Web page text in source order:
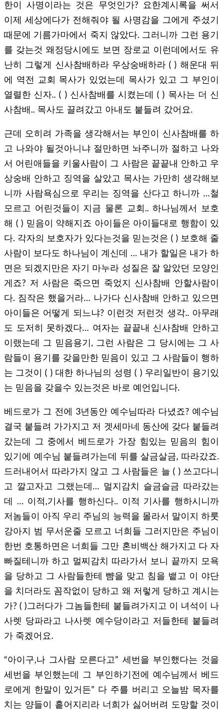
한이 사명이라는 것은 무엇인가? 요한계시록을 써서
이제 세상에다가 전해줘야 될 사명감을 그에게 주셨기
때문에 기름가마에서 죽지 않았다. 그러니까 그런 용기
를 갖는것 왜정당시에도 보면 장로교 이런데에서도 유
난히 그렇게 신사참배하라 우상숭배하라 ( ) 해운대 뒤
에 역전 교회 목사가 있었는데 목사가 있고 그 부인이
열렬한 신자.. ( ) 신사참배를 시켰는데 ( ) 목사는 더 신
사참배.. 목사도 끌려갔고 아내도 붙들려 갔어요.
근데 오히려 가족을 생각해서는 부인이 신사참배를 하
고 나와야 될것아니냐 절만하면 놔주니까 절하고 나와
서 어린애들을 키울사람이 그 사람은 끝끝내 안하고 우
상숭배 안하고 징역을 살았고 목사는 가만히 생각해보
니까 사람욕심으로 우리는 징역을 산다고 하니까 …철
모르고 어린것들이 지금 물론 교회.. 하나님께서 보호
해 ( ) 믿음이 약해지죠 아이들은 아이들대로 행함이 있
다. 각자의 보호자가 있다는것을 믿는것은 ( ) 보호해 줄
사람이 보다도 하나님이 계신데 … 내가 할일은 내가 하
면은 되겠지만은 자기 마누라 성질은 잘 알았던 모양인
게죠? 저 사람은 죽으면 죽었지 신사참배 안할사람이
다. 짐작은 했을거라… 나가다 신사참배 안하고 있으면
아이들은 어떻게 되느냐? 이런것 저런것 생각.. 아무래
도 도저히 못하겠다… 여자는 끝끝내 신사참배 안하고
이랬는데 그 믿음용기, 그런 사람은 그 당시에는 그 사
람들이 용기를 갖을만한 믿음이 있고 그 사람들이 행하
는 그것이 ( ) 대한 하나님의 성령 ( ) 우리일반이 용기있
는 믿음을 갖을수 있는것은 바로 예언입니다.
베드로가 그 전에 3년동안 예수님따라 다녔죠? 예수님
결국 붙들려 가가지고 저 겟세마네 동산에 갖다 붙들려
갔는데 그 중에서 베드로가 가장 힘있는 믿음의 힘이
있기에 예수님 붙들려가는데 뒤를 살금살금, 따라갔죠.
드러내어서 따라가지 않고 그 사람들은 늘 ( ) 쓰고다니
고 깔고자고 그랬는데… 멀지감치 슬금슬금 따라갔는
데 … 이적,기사를 행하신다.. 이적 기사를 행하시니까
저놈들이 아직 우리 주님의 능력을 몰라서 말이지 하룻
강아지 범 무서운줄 모르고 너희들 그러지만은 주님이
한번 호통하면은 너희들 그만 혼비백산 해가지고 다 자
빠질테니까 하고 멀찌감치 따라가서 보니 끝까지 모욕
을 당하고 그 사람들한테 뺨을 맞고 침을 뱉고 이 야단
을 치더라도 꼼작없이 당하고 왜 저렇게 당하고 계시는
가? ( )그러다가 그놈들한테 붙들려가지고 이 녀석이 나
사렛 당파라고 나사렛 예수당이라고 저들한테 붙들려
가 죽겠어요.
“아이구,나 그사람 모른다고” 세번을 부인했다는 것을
세번을 부인했는데 그 부인하기전에 예수님께서 베드
로에게 한말이 있거든” 다 주를 버리고 오늘밤 목자를
치는 양들이 흩어지리라 너희가 싫어버려 도망할 것이